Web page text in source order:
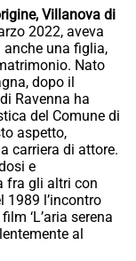
Villanova di
2022, aveva
una figlia,
Nato
dopo il
Ravenna ha
del Comune di
aspetto,
carriera di attore.
e
fra gli altri con
1989 l’incontro
‘L’aria serena
al